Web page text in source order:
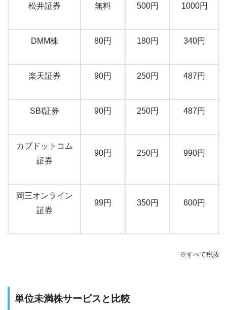
松井証券 無料 500円 1000円
DMM株 80円 180円 340円
楽天証券 90円 250円 487円
SBI証券 90円 250円 487円
カブドットコム
証券
90円 250円 990円
岡三オンライン
証券
99円 350円 600円
※すべて税抜
単位未満株サービスと比較